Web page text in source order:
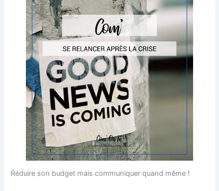
Réduire son budget mais communiquer quand même !